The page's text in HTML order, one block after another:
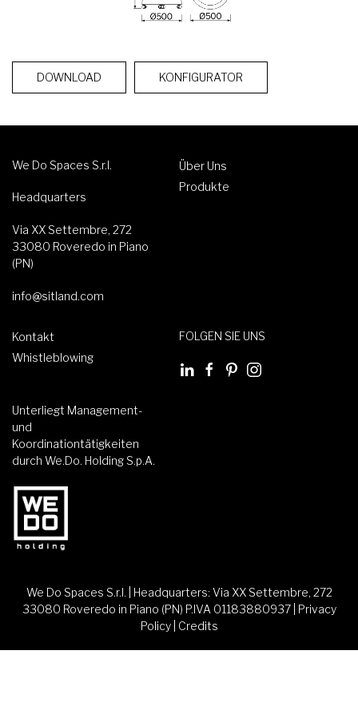
DOWNLOAD KONFIGURATOR
We Do Spaces S.r.l.
Headquarters
Via XX Settembre, 272
33080 Roveredo in Piano
(PN)
info@sitland.com
Über Uns
Produkte
Kontakt
Whistleblowing
FOLGEN SIE UNS
Unterliegt Management-
und
Koordinationtätigkeiten
durch We.Do. Holding S.p.A.
We Do Spaces S.r.l. | Headquarters: Via XX Settembre, 272
33080 Roveredo in Piano (PN) P.IVA 01183880937 | Privacy
Policy| Credits